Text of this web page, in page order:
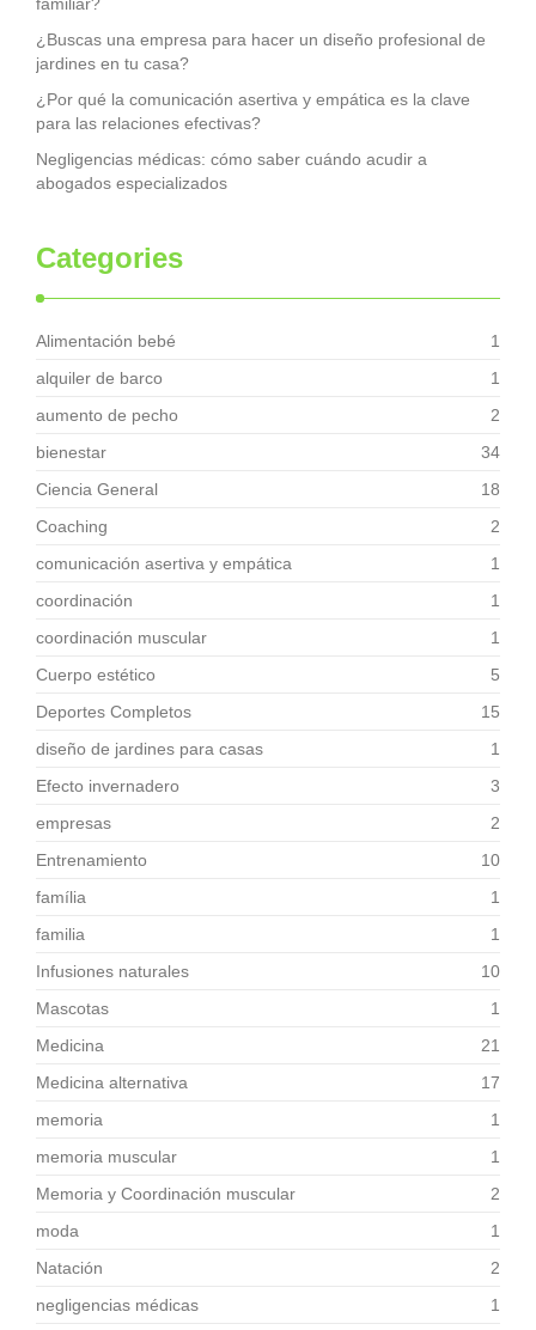
¿Buscas una empresa para hacer un diseño profesional de
jardines en tu casa?
¿Por qué la comunicación asertiva y empática es la clave
para las relaciones efectivas?
Negligencias médicas: cómo saber cuándo acudir a
abogados especializados
Categories
Alimentación bebé
1
alquiler de barco
1
aumento de pecho
2
bienestar
34
Ciencia General
18
Coaching
2
comunicación asertiva y empática
1
coordinación
1
coordinación muscular
1
Cuerpo estético
5
Deportes Completos
15
diseño de jardines para casas
1
Efecto invernadero
3
empresas
2
Entrenamiento
10
família
1
familia
1
Infusiones naturales
10
Mascotas
1
Medicina
21
Medicina alternativa
17
memoria
1
memoria muscular
1
Memoria y Coordinación muscular
2
moda
1
Natación
2
negligencias médicas
1